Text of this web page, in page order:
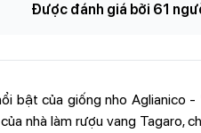
Được đánh giá bởi 61
bật của giống nho Aglianico
nhà làm rượu vang Tagaro,